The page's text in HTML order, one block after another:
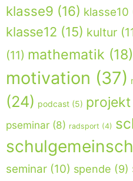
klasse9 (16) klasse10
klasse12 (15) kultur
(11) mathematik (18)
motivation (37)
(24) podcast (5) projekt
pseminar (8) radsport (4)
seminar (10) spende (9)